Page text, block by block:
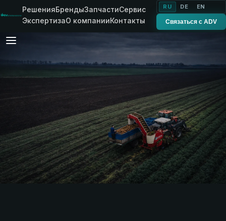
РешенияБрендыЗапчастиСервис
ЭкспертизаО компанииКонтакты
RU DE EN
Связаться с ADV